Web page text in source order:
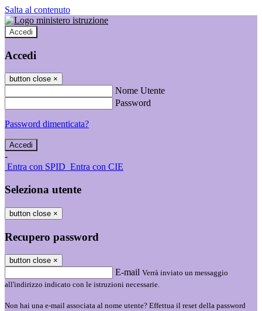
Salta al contenuto
Accedi
Accedi
button close ×
Nome Utente
Password
Password dimenticata?
-
Entra con SPID Entra con CIE
Seleziona utente
button close ×
Recupero password
button close ×
E-mail Verrà inviato un messaggio
all'indirizzo indicato con le istruzioni necessarie.
Non hai una e-mail associata al nome utente? Effettua il reset della password